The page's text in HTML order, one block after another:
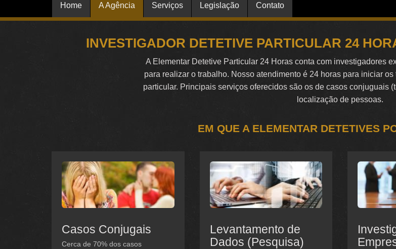
Home A Agência Serviços Legislação Contato
INVESTIGADOR DETETIVE PARTICULAR 24
A Elementar Detetive Particular 24 Horas conta com investigadores
para realizar o trabalho. Nosso atendimento é 24 horas para iniciar
particular. Principais serviços oferecidos são os de casos conjuguais
localização de pessoas.
EM QUE A ELEMENTAR DETETIVES
Casos Conjugais
Cerca de 70% dos casos
Levantamento de
Dados (Pesquisa)